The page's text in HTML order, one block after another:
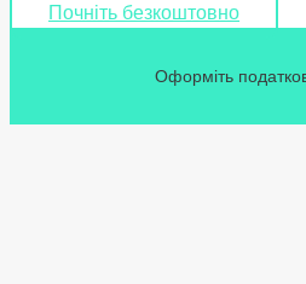
Почніть безкоштовно
Оформіть